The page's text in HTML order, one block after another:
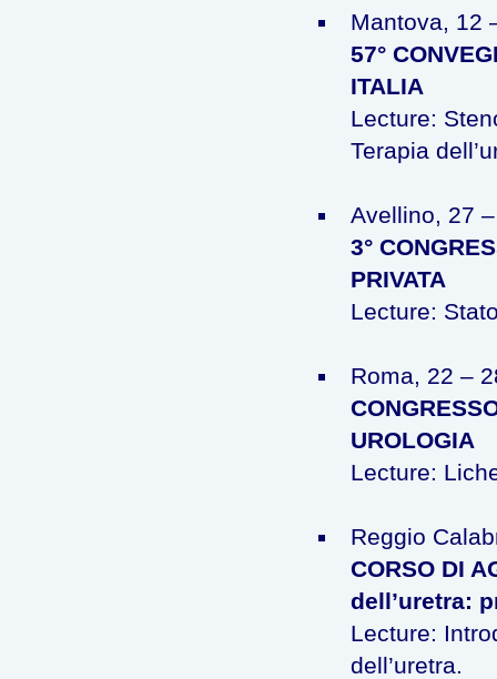
Mantova, 12
57°
ITALIA
Lecture:
Terapia
Avellino, 27
3°
PRIVATA
Lecture:
Roma, 22 –
UROLOGIA
Lecture:
Reggio
CORSO DI
dell’uretra:
Lecture:
dell’uretra.